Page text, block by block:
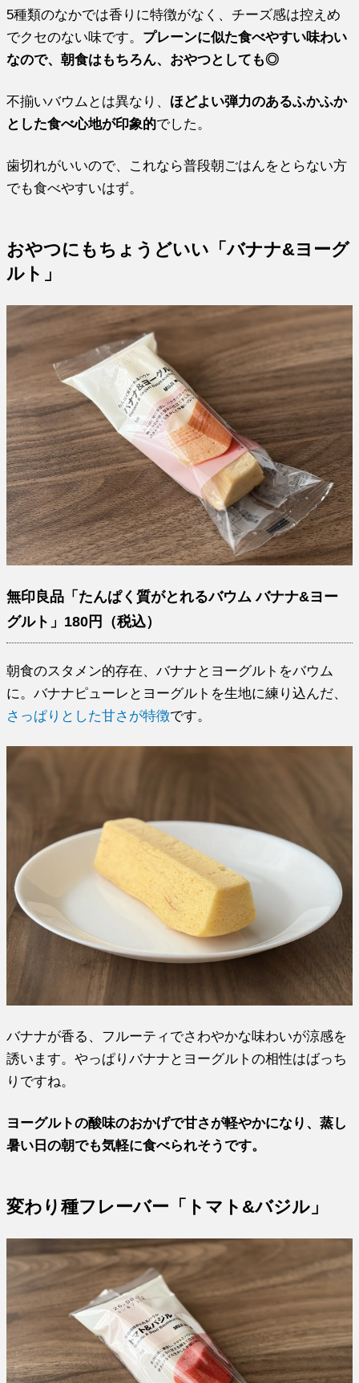
5種類のなかでは香りに特徴がなく、チーズ感は控えめ
でクセのない味です。 プレーンに似た食べやすい味わい
なので、朝食はもちろん、おやつとしても◎
不揃いバウムとは異なり、 ほどよい弾力のあるふかふか
とした食べ心地が印象的でした。
歯切れがいいので、これなら普段朝ごはんをとらない方
でも食べやすいはず。
おやつにもちょうどいい「バナナ&ヨーグ
ルト」
無印良品「たんぱく質がとれるバウム バナナ&ヨー
グルト」180円（税込）
朝食のスタメン的存在、バナナとヨーグルトをバウム
に。バナナピューレとヨーグルトを生地に練り込んだ、
さっぱりとした甘さが特徴です。
バナナが香る、フルーティでさわやかな味わいが涼感を
誘います。やっぱりバナナとヨーグルトの相性はばっち
りですね。
ヨーグルトの酸味のおかげで甘さが軽やかになり、蒸し
暑い日の朝でも気軽に食べられそうです。
変わり種フレーバー「トマト&バジル」